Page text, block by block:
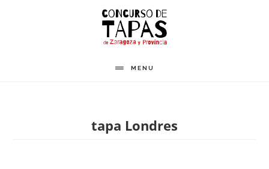
MENU
tapa Londres